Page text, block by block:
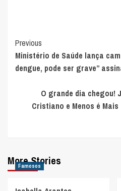
Post
Navigation
Previous
Ministério de Saúde lança
dengue, pode ser grave”
O grande dia chegou!
Cristiano e Menos é
More Stories
Famosos